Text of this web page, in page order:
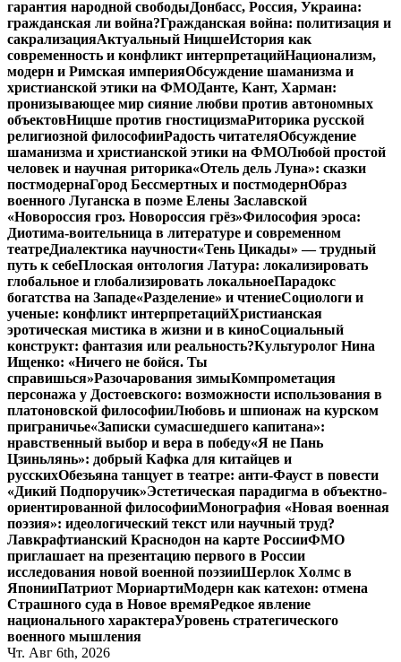
гарантия народной свободыДонбасс, Россия, Украина:
гражданская ли война?Гражданская война: политизация и
сакрализацияАктуальный НицшеИстория как
современность и конфликт интерпретацийНационализм,
модерн и Римская империяОбсуждение шаманизма и
христианской этики на ФМОДанте, Кант, Харман:
пронизывающее мир сияние любви против автономных
объектовНицше против гностицизмаРиторика русской
религиозной философииРадость читателяОбсуждение
шаманизма и христианской этики на ФМОЛюбой простой
человек и научная риторика«Отель дель Луна»: сказки
постмодернаГород Бессмертных и постмодернОбраз
военного Луганска в поэме Елены Заславской
«Новороссия гроз. Новороссия грёз»Философия эроса:
Диотима-воительница в литературе и современном
театреДиалектика научности«Тень Цикады» — трудный
путь к себеПлоская онтология Латура: локализировать
глобальное и глобализировать локальноеПарадокс
богатства на Западе«Разделение» и чтениеСоциологи и
ученые: конфликт интерпретацийХристианская
эротическая мистика в жизни и в киноСоциальный
конструкт: фантазия или реальность?Культуролог Нина
Ищенко: «Ничего не бойся. Ты
справишься»Разочарования зимыКомпрометация
персонажа у Достоевского: возможности использования в
платоновской философииЛюбовь и шпионаж на курском
приграничье«Записки сумасшедшего капитана»:
нравственный выбор и вера в победу«Я не Пань
Цзиньлянь»: добрый Кафка для китайцев и
русскихОбезьяна танцует в театре: анти-Фауст в повести
«Дикий Подпоручик»Эстетическая парадигма в объектно-
ориентированной философииМонография «Новая военная
поэзия»: идеологический текст или научный труд?
Лавкрафтианский Краснодон на карте РоссииФМО
приглашает на презентацию первого в России
исследования новой военной поэзииШерлок Холмс в
ЯпонииПатриот МориартиМодерн как катехон: отмена
Страшного суда в Новое времяРедкое явление
национального характераУровень стратегического
военного мышления
Чт. Авг 6th, 2026